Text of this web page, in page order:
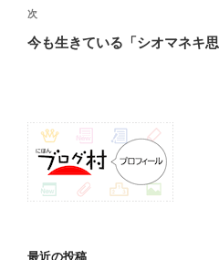
ビ
ゲ
ン
稿
次
の
次
今も生きている「シオマネキ思
最近の投稿